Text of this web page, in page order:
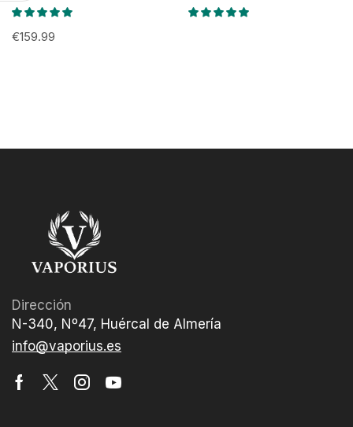
€159.99
Dirección
N-340, Nº47, Huércal de Almería
info@vaporius.es